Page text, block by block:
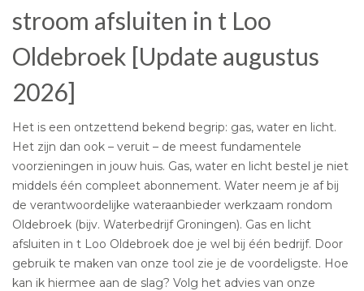
stroom afsluiten in t Loo
Oldebroek [Update augustus
2026]
Het is een ontzettend bekend begrip: gas, water en licht.
Het zijn dan ook – veruit – de meest fundamentele
voorzieningen in jouw huis. Gas, water en licht bestel je niet
middels één compleet abonnement. Water neem je af bij
de verantwoordelijke wateraanbieder werkzaam rondom
Oldebroek (bijv. Waterbedrijf Groningen). Gas en licht
afsluiten in t Loo Oldebroek doe je wel bij één bedrijf. Door
gebruik te maken van onze tool zie je de voordeligste. Hoe
kan ik hiermee aan de slag? Volg het advies van onze